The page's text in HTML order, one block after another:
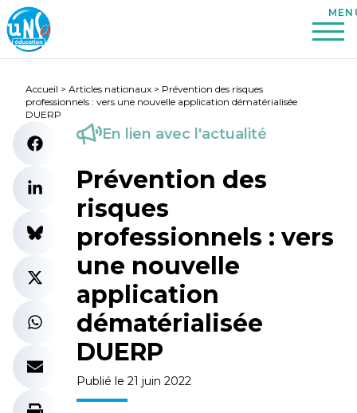
Accueil > Articles nationaux > Prévention des risques
professionnels : vers une nouvelle application dématérialisée
DUERP
En lien avec l'actualité
Prévention des
risques
professionnels : vers
une nouvelle
application
dématérialisée
DUERP
Publié le 21 juin 2022